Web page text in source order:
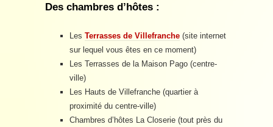
Des chambres d’hôtes :
Les Terrasses de Villefranche (site internet
sur lequel vous êtes en ce moment)
Les Terrasses de la Maison Pago (centre-
ville)
Les Hauts de Villefranche (quartier à
proximité du centre-ville)
Chambres d’hôtes La Closerie (tout près du